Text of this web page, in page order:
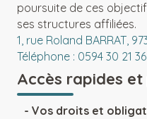
poursuite de ces
ses structures affiliées.
1, rue Roland BARRAT,
Téléphone : 0594 30 21 36
Accès rapides
Vos droits et